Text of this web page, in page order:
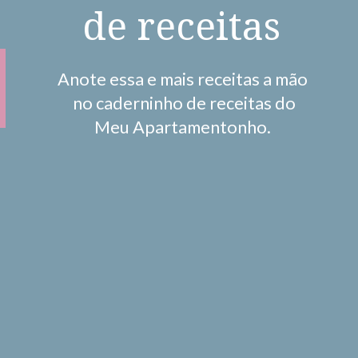
de receitas
Anote essa e mais receitas a mão
no caderninho de receitas do
Meu Apartamentonho.